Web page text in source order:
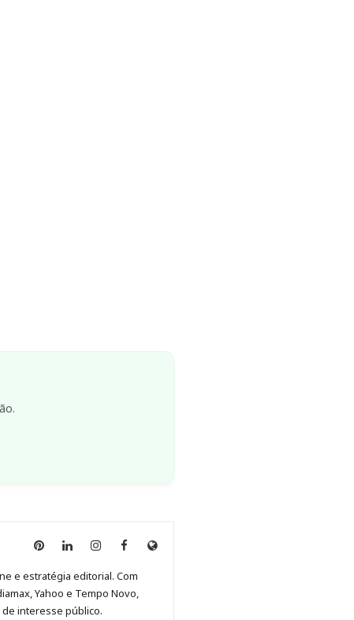
Anny
no
Pinterest
Anny
no
LinkedIn
Anny
no
Instagram
Anny
no
Facebook
Site
e estratégia editorial. Com
Yahoo e Tempo Novo,
interesse público.